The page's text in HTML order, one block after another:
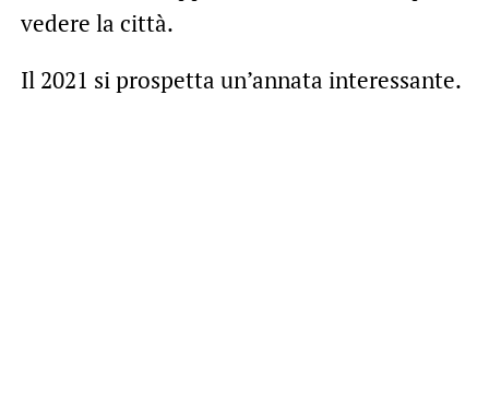
vedere la città.
Il 2021 si prospetta un’annata interessante.